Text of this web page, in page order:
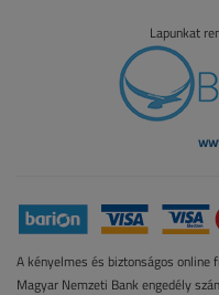
Lapunkat
A kényelmes és biztonságos online
Magyar Nemzeti Bank engedély